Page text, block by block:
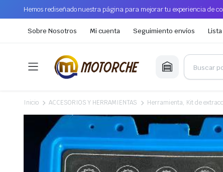
Hemos rediseñado nuestra página para mejorar tu experiencia de
Sobre Nosotros Mi cuenta Seguimiento envíos
Inicio ACCESORIOS Y HERRAMIENTAS Herramienta, Kit de